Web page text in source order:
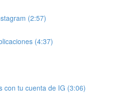
(2:57)
(4:37)
con tu cuenta de IG (3:06)